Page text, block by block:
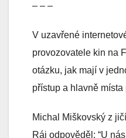
– – –
V uzavřené
provozovatele kin na
otázku, jak mají v
přístup a hlavně
Michal Miškovský z
Ráj odpověděl: “U